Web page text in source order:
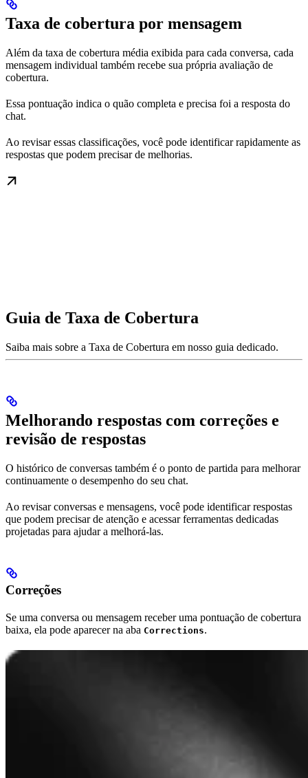
Taxa de cobertura por mensagem
Além da taxa de cobertura média exibida para cada conversa, cada
mensagem individual também recebe sua própria avaliação de
cobertura.
Essa pontuação indica o quão completa e precisa foi a resposta do
chat.
Ao revisar essas classificações, você pode identificar rapidamente as
respostas que podem precisar de melhorias.
Guia de Taxa de Cobertura
Saiba mais sobre a Taxa de Cobertura em nosso guia dedicado.
Melhorando respostas com correções e
revisão de respostas
O histórico de conversas também é o ponto de partida para melhorar
continuamente o desempenho do seu chat.
Ao revisar conversas e mensagens, você pode identificar respostas
que podem precisar de atenção e acessar ferramentas dedicadas
projetadas para ajudar a melhorá-las.
Correções
Se uma conversa ou mensagem receber uma pontuação de cobertura
baixa, ela pode aparecer na aba Corrections.